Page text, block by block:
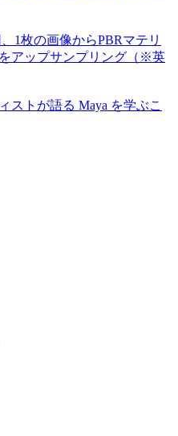
、1枚の画像からPBRマテリ
アップサンプリング（※英
ストが語る Maya を学ぶこ